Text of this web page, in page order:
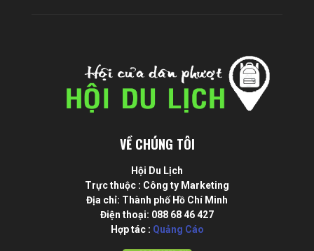
VỀ CHÚNG TÔI
Hội Du Lịch
Trực thuộc : Công ty Marketing
Địa chỉ: Thành phố Hồ Chí Minh
Điện thoại: 088 68 46 427
Hợp tác : Quảng Cáo